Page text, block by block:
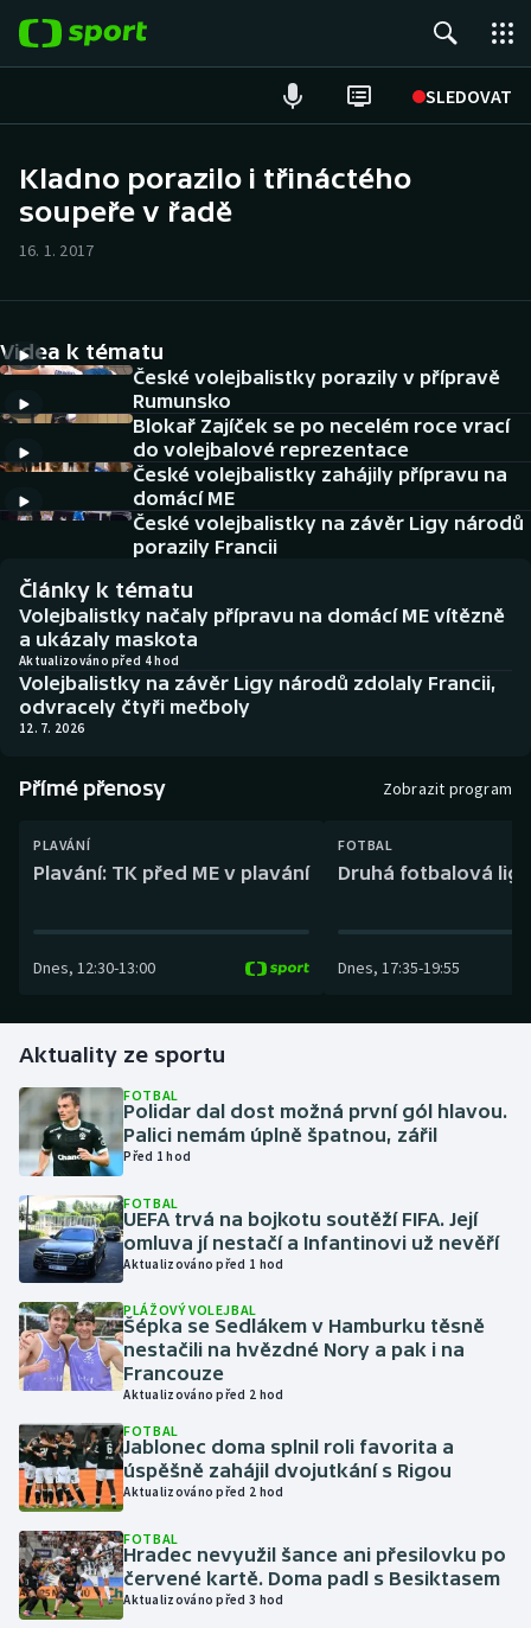
SLEDOVAT
Hokej
Cyklistika
DALŠÍ SPORTY
Americký fotbal
Baseball a softbal
Basketbal
Biatlon
Boby a skeleton
Box
Curling
Golf
Gymnastika
Házená
Jezdectví
Judo
Krasobruslení
Lyže a snowboard
Moderní pětiboj
Motorsport
NEPŘEHLÉDNĚTE
Historické návraty
Aplikace ČT sport
AZ kvíz
Kladno porazilo i třináctého
soupeře v řadě
16. 1. 2017
Videa k tématu
České volejbalistky porazily v přípravě
Rumunsko
Blokař Zajíček se po necelém roce vrací
do volejbalové reprezentace
České volejbalistky zahájily přípravu na
domácí ME
České volejbalistky na závěr Ligy národů
porazily Francii
Články k tématu
Volejbalistky načaly přípravu na domácí ME vítězně
a ukázaly maskota
Aktualizováno před 4 hod
Volejbalistky na závěr Ligy národů zdolaly Francii,
odvracely čtyři mečboly
12. 7. 2026
Přímé přenosy Zobrazit program
PLAVÁNÍ
Plavání: TK před ME v plavání
Dnes, 12:30-13:00
FOTBAL
Druhá fotbalová
Dnes, 17:35-19:55
Aktuality ze sportu
FOTBAL
Polidar dal dost možná první gól hlavou.
Palici nemám úplně špatnou, zářil
Před 1 hod
FOTBAL
UEFA trvá na bojkotu soutěží FIFA. Její
omluva jí nestačí a Infantinovi už nevěří
Aktualizováno před 1 hod
PLÁŽOVÝ VOLEJBAL
Šépka se Sedlákem v Hamburku těsně
nestačili na hvězdné Nory a pak i na
Francouze
Aktualizováno před 2 hod
FOTBAL
Jablonec doma splnil roli favorita a
úspěšně zahájil dvojutkání s Rigou
Aktualizováno před 2 hod
FOTBAL
Hradec nevyužil šance ani přesilovku po
červené kartě. Doma padl s Besiktasem
Aktualizováno před 3 hod